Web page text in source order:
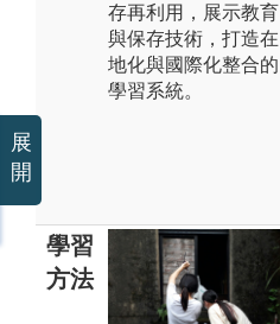
存再利用，展示教育
與保存技術，打造在
地化與國際化整合的
學習系統。
學習
方法
展
開